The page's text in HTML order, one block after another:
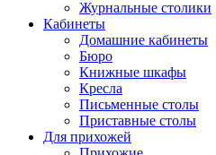
Журнальные столики
Кабинеты
Домашние кабинеты
Бюро
Книжные шкафы
Кресла
Письменные столы
Приставные столы
Для прихожей